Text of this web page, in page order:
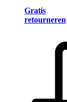
Gratis
retourneren